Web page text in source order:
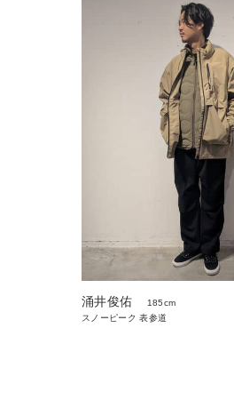
涌井俊佑
185cm
スノーピーク 表参道